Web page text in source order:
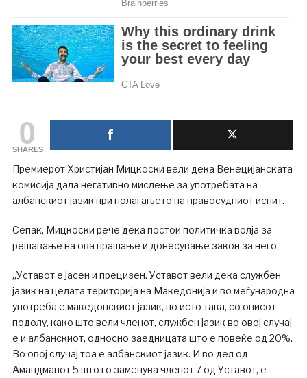
0
SHARES
Премиерот Христијан Мицкоски вели дека Венецијанската
комисија дала негативно мислење за употребата на
албанскиот јазик при полагањето на правосудниот испит.
Сепак, Мицкоски рече дека постои политичка волја за
решавање на ова прашање и донесување закон за него.
„Уставот е јасен и прецизен. Уставот вели дека службен
јазик на целата територија на Македонија и во меѓународна
употреба е македонскиот јазик, но исто така, со описот
подолу, како што вели членот, службен јазик во овој случај
е и албанскиот, односно заедницата што е повеќе од 20%.
Во овој случај тоа е албанскиот јазик. И во дел од
Амандманот 5 што го заменува членот 7 од Уставот, е